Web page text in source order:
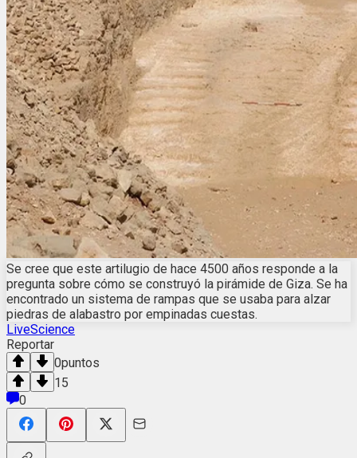
Se cree que este artilugio de hace 4500 años responde a la
pregunta sobre cómo se construyó la pirámide de Giza. Se ha
encontrado un sistema de rampas que se usaba para alzar
piedras de alabastro por empinadas cuestas.
LiveScience
Reportar
0puntos
15
0